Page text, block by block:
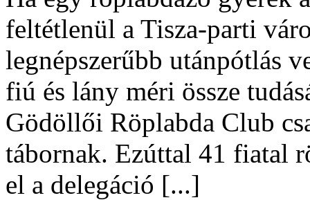
feltétlenül a Tisza-parti
legnépszerűbb utánpótlás
fiú és lány méri össze
Gödöllői Röplabda Club
tábornak. Ezúttal 41 fiatal
el a delegáció [...]